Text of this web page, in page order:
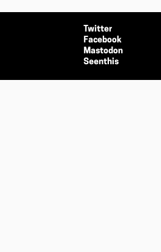
Twitter
Facebook
Mastodon
Seenthis